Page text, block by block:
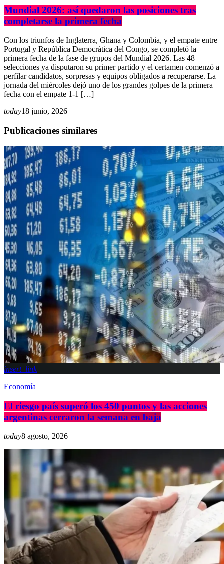
Mundial 2026: así quedaron las posiciones tras
completarse la primera fecha
Con los triunfos de Inglaterra, Ghana y Colombia, y el empate entre
Portugal y República Democrática del Congo, se completó la
primera fecha de la fase de grupos del Mundial 2026. Las 48
selecciones ya disputaron su primer partido y el certamen comenzó a
perfilar candidatos, sorpresas y equipos obligados a recuperarse. La
jornada del miércoles dejó uno de los grandes golpes de la primera
fecha con el empate 1-1 […]
today18 junio, 2026
Publicaciones similares
insert_link
Economía
El riesgo país superó los 450 puntos y las acciones
argentinas cerraron la semana en baja
today8 agosto, 2026